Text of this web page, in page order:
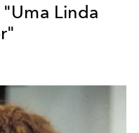
Linda